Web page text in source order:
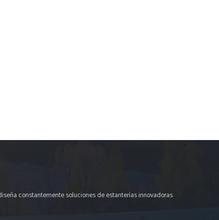
constantemente soluciones de estanterías innovadoras